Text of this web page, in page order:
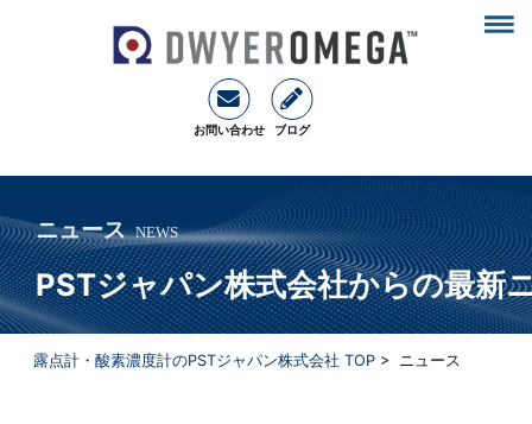
お問い合わせ ブログ
ニュース NEWS
PSTジャパン株式会社からの最新
露点計・酸素濃度計のPSTジャパン株式会社 TOP> ニュース